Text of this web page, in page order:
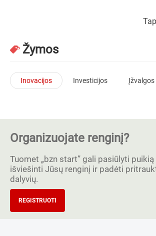
Žymos
Inovacijos Investicijos Įžvalgos
Organizuojate renginį?
Tuomet „bzn start” gali pasiūlyti
išviešinti Jūsų renginį ir padėti
dalyvių.
REGISTRUOTI